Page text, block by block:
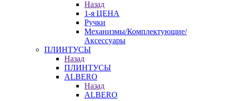
Назад
1-я ЦЕНА
Ручки
Механизмы/Комплектующие/
Аксессуары
ПЛИНТУСЫ
Назад
ПЛИНТУСЫ
ALBERO
Назад
ALBERO